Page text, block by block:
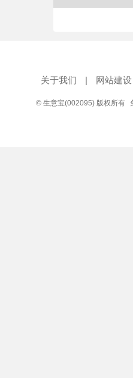
关于我们 | 网站建设
© 生意宝(002095) 版权所有